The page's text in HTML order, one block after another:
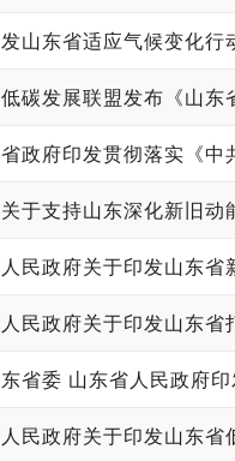
山东省适应气候变化行
于支持山东深化新旧